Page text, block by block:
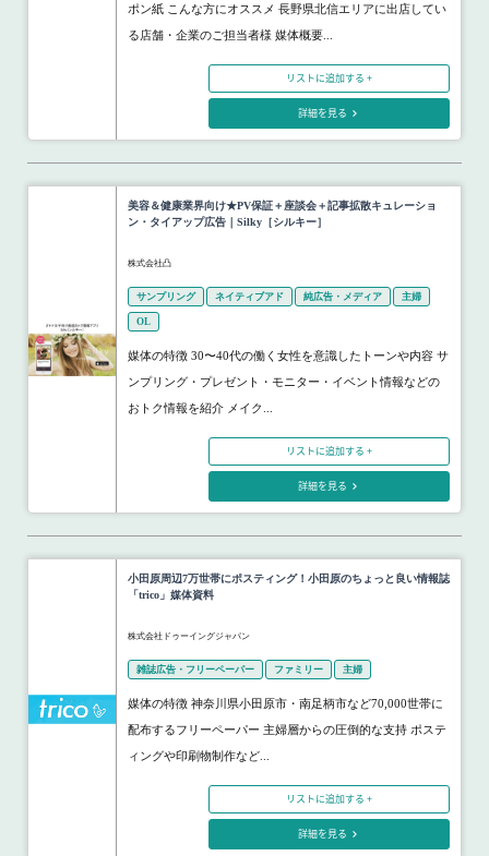
ポン紙 こんな方にオススメ 長野県北信エリアに出店してい
る店舗・企業のご担当者様 媒体概要...
リストに追加する +
詳細を見る
美容＆健康業界向け★PV保証＋座談会＋記事拡散キュレーショ
ン・タイアップ広告｜Silky［シルキー］
株式会社凸
サンプリング ネイティブアド 純広告・メディア 主婦
OL
媒体の特徴 30〜40代の働く女性を意識したトーンや内容 サ
ンプリング・プレゼント・モニター・イベント情報などの
おトク情報を紹介 メイク...
リストに追加する +
詳細を見る
小田原周辺7万世帯にポスティング！小田原のちょっと良い情報誌
「trico」媒体資料
株式会社ドゥーイングジャパン
雑誌広告・フリーペーパー ファミリー 主婦
媒体の特徴 神奈川県小田原市・南足柄市など70,000世帯に
配布するフリーペーパー 主婦層からの圧倒的な支持 ポステ
ィングや印刷物制作など...
リストに追加する +
詳細を見る